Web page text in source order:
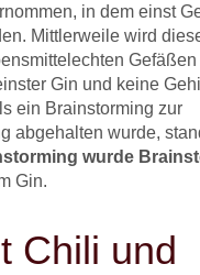
in dem einst
Mittlerweile wird
Gefäßen
Gin und keine
ein Brainstorming zur
abgehalten wurde,
wurde
Gin.
Chili und